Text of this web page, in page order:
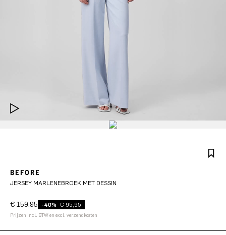
BEFORE
JERSEY MARLENEBROEK MET DESSIN
€ 159,95 -40% € 95,95
Prijzen incl. BTW en excl. verzendkosten